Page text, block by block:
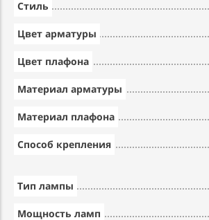
Стиль
Цвет арматуры
Цвет плафона
Материал арматуры
Материал плафона
Способ крепления
Тип лампы
Мощность ламп